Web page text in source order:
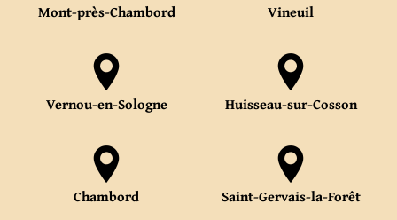
Mont-près-Chambord Vineuil
Vernou-en-Sologne Huisseau-sur-Cosson
Chambord Saint-Gervais-la-Forêt